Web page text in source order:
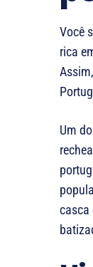
Você
rica
Um
casca